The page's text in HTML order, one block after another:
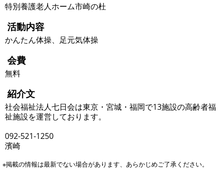
特別養護老人ホーム市崎の杜
活動内容
かんたん体操、足元気体操
会費
無料
紹介文
社会福祉法人七日会は東京・宮城・福岡で13施設の高齢者福
祉施設を運営しております。
092-521-1250
濱崎
※掲載の情報は最新でない場合があります、あらかじめご了承ください。